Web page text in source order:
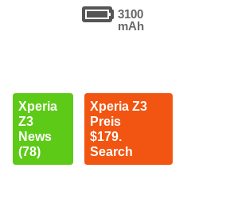
3100
mAh
Xperia
Z3
News
(78)
Xperia Z3
Preis
$179.
Search